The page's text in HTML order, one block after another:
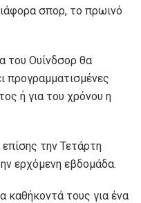
σπορ, το πρωινό
του Ουίνδσορ θα
προγραμματισμένες
ή για του χρόνου η
την Τετάρτη
ερχόμενη εβδομάδα.
καθήκοντά τους για ένα